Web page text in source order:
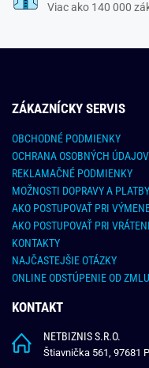
Viac ako 140 000
ZÁKAZNÍCKY SERVIS
OBCHODNÉ PODMIENKY
OCHRANA OSOBNÝCH ÚDAJOV
REKLAMAČNÉ PODMIENKY
MOŽNOSTI DOPRAVY A PLATBY
AKO POSTUPOVAŤ PRI
AKO POSTUPOVAŤ PRI
KONTAKTY
NAJČASTEJŠIE OTÁZKY
ONLINE ODSTÚPENIE OD
KONTAKT
NETBIZNIS S.R.O.
Štiavnička 561, 97681